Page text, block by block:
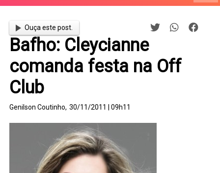
Ouça este post.
Bafho: Cleycianne
comanda festa na Off
Club
Genilson Coutinho, 30/11/2011 | 09h11